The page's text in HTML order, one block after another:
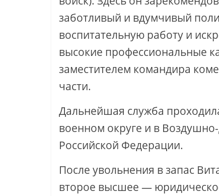
заботливый и вдумчивый
воспитательную работу и
высокие профессиональные
заместителем командира
части.
Дальнейшая служба
военном округе и в
Российской Федерации.
После увольнения в запас
второе высшее —